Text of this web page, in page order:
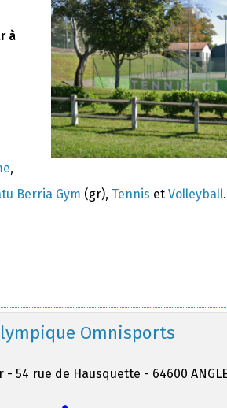
à
,
Berria Gym (gr), Tennis et Volleyball.
Omnisports
54 rue de Hausquette - 64600